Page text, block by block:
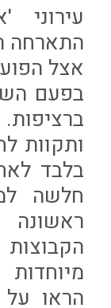
עירוני
התארחה
אצל
בפעם
ותקוות
בלבד
חלשה
הראו